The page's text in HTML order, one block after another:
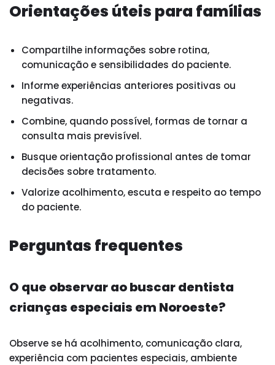
Orientações úteis para famílias
Compartilhe informações sobre rotina,
comunicação e sensibilidades do paciente.
Informe experiências anteriores positivas ou
negativas.
Combine, quando possível, formas de tornar a
consulta mais previsível.
Busque orientação profissional antes de tomar
decisões sobre tratamento.
Valorize acolhimento, escuta e respeito ao tempo
do paciente.
Perguntas frequentes
O que observar ao buscar dentista
crianças especiais em Noroeste?
Observe se há acolhimento, comunicação clara,
experiência com pacientes especiais, ambiente